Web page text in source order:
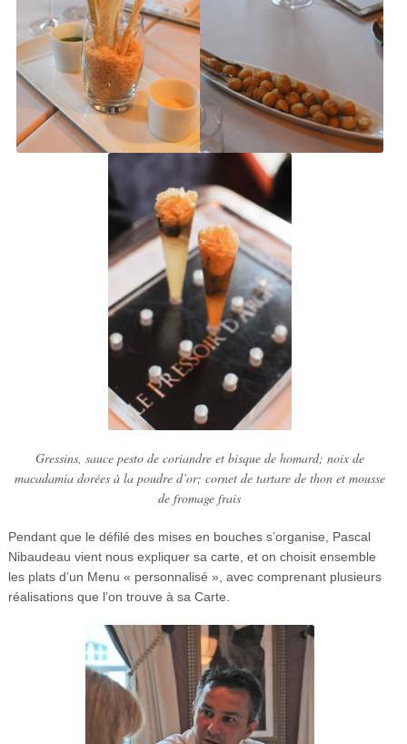
Gressins, sauce pesto de coriandre et bisque de homard; noix de
macadamia dorées à la poudre d’or; cornet de tartare de thon et mousse
de fromage frais
Pendant que le défilé des mises en bouches s’organise, Pascal
Nibaudeau vient nous expliquer sa carte, et on choisit ensemble
les plats d’un Menu « personnalisé », avec comprenant plusieurs
réalisations que l’on trouve à sa Carte.